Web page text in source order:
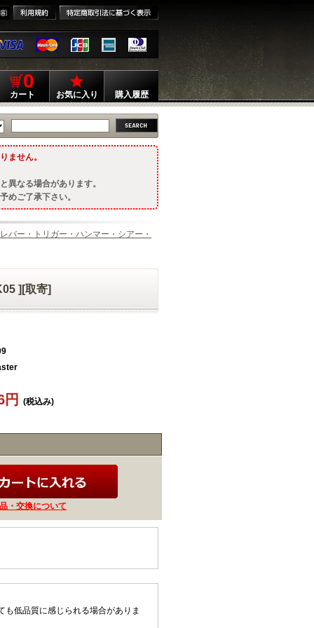
0
カート お気に入り 購入履歴
ません。
異なる場合があります。
めご了承下さい。
レバー・トリガー・ハンマー・シアー・
][取寄]
円
(税込み)
・交換について
低品質に感じられる場合がありま